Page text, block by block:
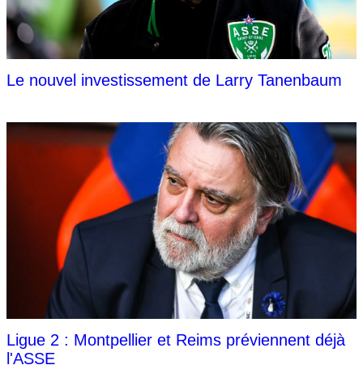
Le nouvel investissement de Larry Tanenbaum
Ligue 2 : Montpellier et Reims préviennent déjà
l'ASSE